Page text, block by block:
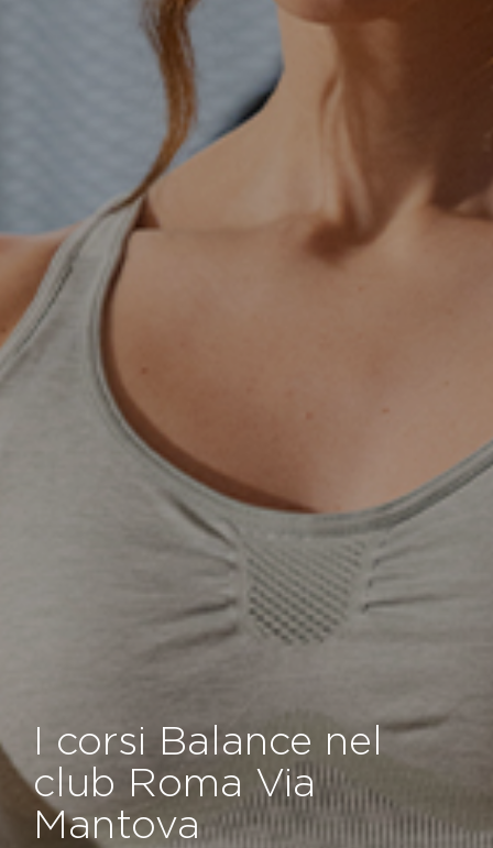
I corsi Balance nel
club Roma Via
Mantova